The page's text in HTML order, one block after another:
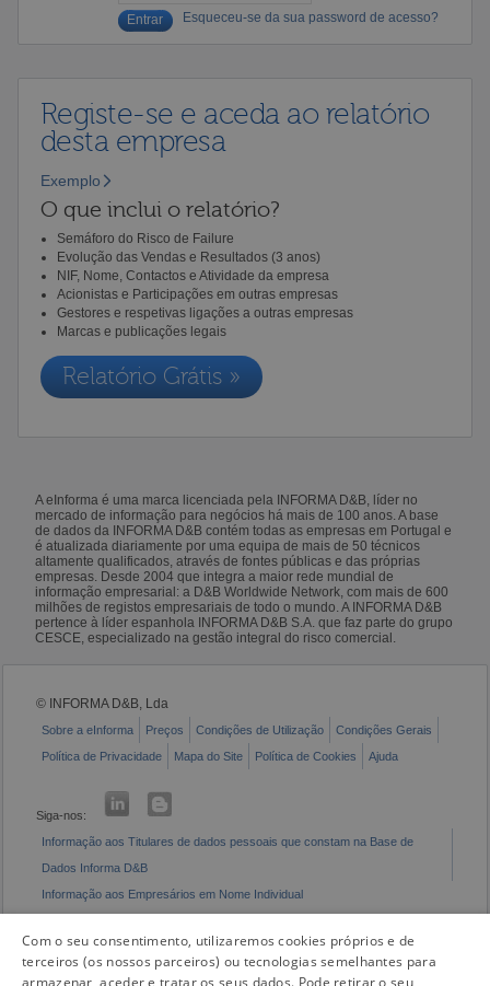
Esqueceu-se da sua password de acesso?
Registe-se e aceda ao relatório
desta empresa
Exemplo
O que inclui o relatório?
Semáforo do Risco de Failure
Evolução das Vendas e Resultados (3 anos)
NIF, Nome, Contactos e Atividade da empresa
Acionistas e Participações em outras empresas
Gestores e respetivas ligações a outras empresas
Marcas e publicações legais
Relatório Grátis »
A eInforma é uma marca licenciada pela INFORMA D&B, líder no
mercado de informação para negócios há mais de 100 anos. A base
de dados da INFORMA D&B contém todas as empresas em Portugal e
é atualizada diariamente por uma equipa de mais de 50 técnicos
altamente qualificados, através de fontes públicas e das próprias
empresas. Desde 2004 que integra a maior rede mundial de
informação empresarial: a D&B Worldwide Network, com mais de 600
milhões de registos empresariais de todo o mundo. A INFORMA D&B
pertence à líder espanhola INFORMA D&B S.A. que faz parte do grupo
CESCE, especializado na gestão integral do risco comercial.
© INFORMA D&B, Lda
Sobre a eInforma Preços Condições de Utilização
Condições Gerais
Política de Privacidade
Mapa do Site Política de Cookies Ajuda
Siga-nos:
Informação aos Titulares de dados pessoais que constam na Base de
Dados Informa D&B
Informação aos Empresários em Nome Individual
Com o seu consentimento, utilizaremos cookies próprios e de
terceiros (os nossos parceiros) ou tecnologias semelhantes para
armazenar, aceder e tratar os seus dados. Pode retirar o seu